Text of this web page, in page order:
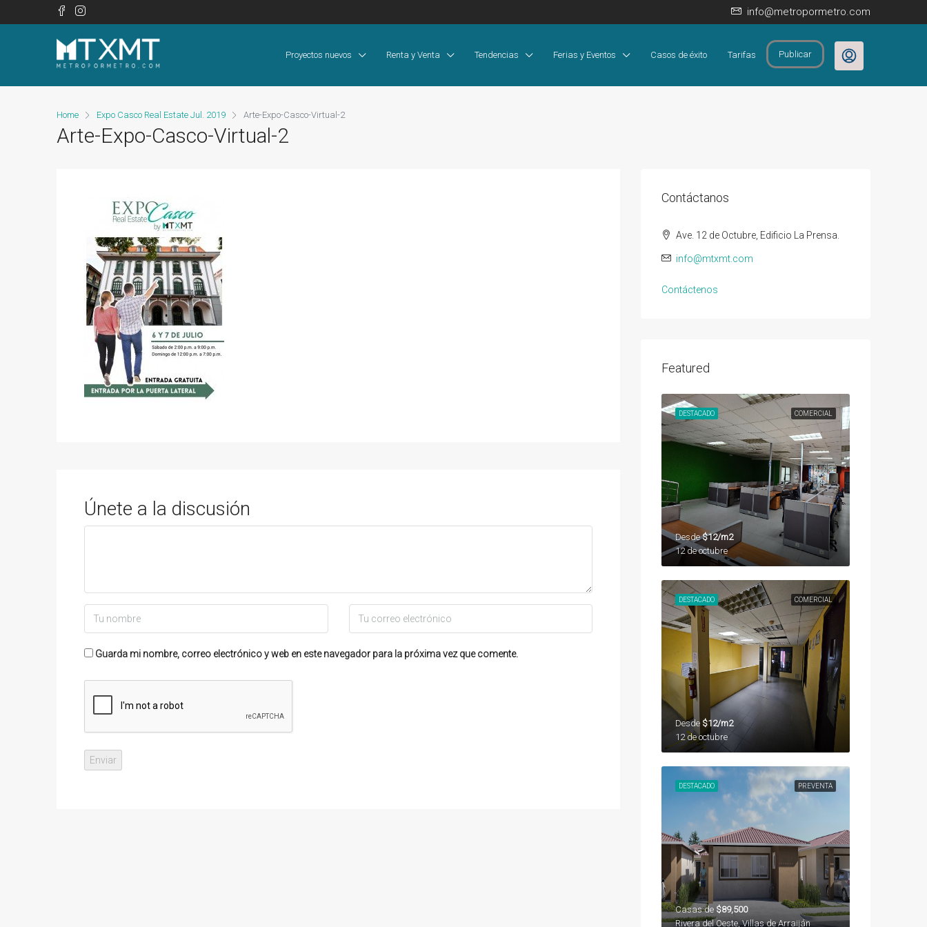
info@metropormetro.com
Proyectos nuevos Renta y Venta Tendencias Ferias y Eventos Casos de éxito Tarifas Publicar
Home Expo Casco Real Estate Jul. 2019 Arte-Expo-Casco-Virtual-2
Arte-Expo-Casco-Virtual-2
Únete a la discusión
Guarda mi nombre, correo electrónico y web en este navegador para la próxima vez que comente.
Contáctanos
Ave. 12 de Octubre, Edificio La Prensa.
info@mtxmt.com
Contáctenos
Featured
COMERCIAL
DESTACADO
Desde$12/m2
12 de octubre
COMERCIAL
DESTACADO
Desde $12/m2
12 de octubre
PREVENTA
DESTACADO
Casas de $89,500
Rivera del Oeste, Villas de Arraiján